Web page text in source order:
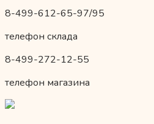
8-499-612-65-97/95
телефон склада
8-499-272-12-55
телефон магазина